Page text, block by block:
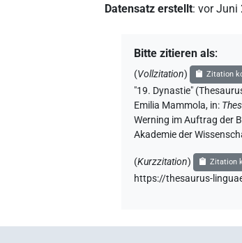
Datensatz erstellt:vor Juni
Bitte zitieren als:
(Vollzitation) Zitation
"19. Dynastie"
Emilia Mammola, in:
Werning im Auftrag der
Akademie der
(Kurzzitation) Zitation
https://thesaurus-